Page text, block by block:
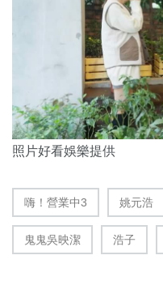
照片好看娛樂提供
嗨！營業中3 姚元浩
鬼鬼吳映潔 浩子